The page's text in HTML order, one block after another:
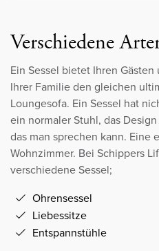
Verschiedene
Ein Sessel bietet Ihren
Ihrer Familie den gleichen
Loungesofa. Ein Sessel hat
ein normaler Stuhl, das
das man sprechen kann. Eine
Wohnzimmer. Bei Schippers
verschiedene Sessel;
Ohrensessel
Liebessitze
Entspannstühle